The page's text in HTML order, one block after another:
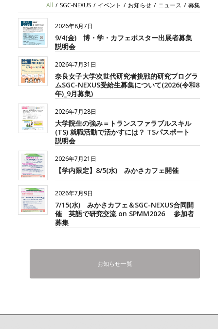
All / SGC-NEXUS / イベント / お知らせ / ニュース / 募集
2026年8月7日
9/4(金) 博・学・カフェポスター出展者募集
説明会
2026年7月31日
奈良女子大学次世代研究者挑戦的研究プログラ
ムSGC-NEXUS受給生募集について(2026(令和8
年)_9月募集)
2026年7月28日
大学院生の強み＝トランスファラブルスキル
(TS) 就職活動で活かすには？ TSパスポート
説明会
2026年7月21日
【学内限定】8/5(水) みかさカフェ開催
2026年7月9日
7/15(水) みかさカフェ＆SGC-NEXUS合同開
催 英語で研究交流 on SPMM2026 参加者
募集
お知らせ一覧